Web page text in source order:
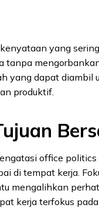
yang
tanpa
yang dapat diambil
produktif.
office
di tempat kerja.
mengalihkan
kerja terfokus